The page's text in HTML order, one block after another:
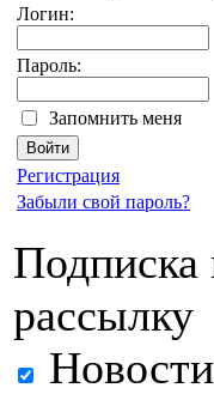
Логин:
Пароль:
Запомнить меня
Регистрация
Забыли свой пароль?
Подписка
рассылку